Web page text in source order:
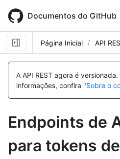
main
content
Documentos do GitHub
Página Inicial API
A API REST agora é versionada.
informações, confira "Sobre o
Endpoints de
para tokens
Nome,
Tipo,
Descrição
Nome,
Tipo,
Descrição
Nome,
Tipo,
Descrição
Nome,
Tipo,
Descrição
Nome,
Tipo,
Descrição
Nome,
Tipo,
Descrição
Nome,
Tipo,
Descrição
Nome,
Tipo,
Descrição
Nome,
Tipo,
Descrição
Nome,
Tipo,
Descrição
Nome,
Tipo,
Descrição
Nome,
Tipo,
Descrição
Nome,
Tipo,
Descrição
Nome,
Tipo,
Descrição
Nome,
Tipo,
Descrição
Nome,
Tipo,
Descrição
Nome,
Tipo,
Descrição
Nome,
Tipo,
Descrição
Nome,
Tipo,
Descrição
Nome,
Tipo,
Descrição
Nome,
Tipo,
Descrição
Nome,
Tipo,
Descrição
Nome,
Tipo,
Descrição
Nome,
Tipo,
Descrição